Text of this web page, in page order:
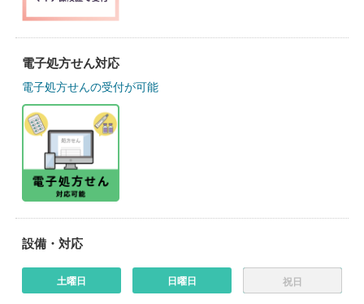
電子処方せん対応
電子処方せんの受付が可能
設備・対応
土曜日 日曜日 祝日